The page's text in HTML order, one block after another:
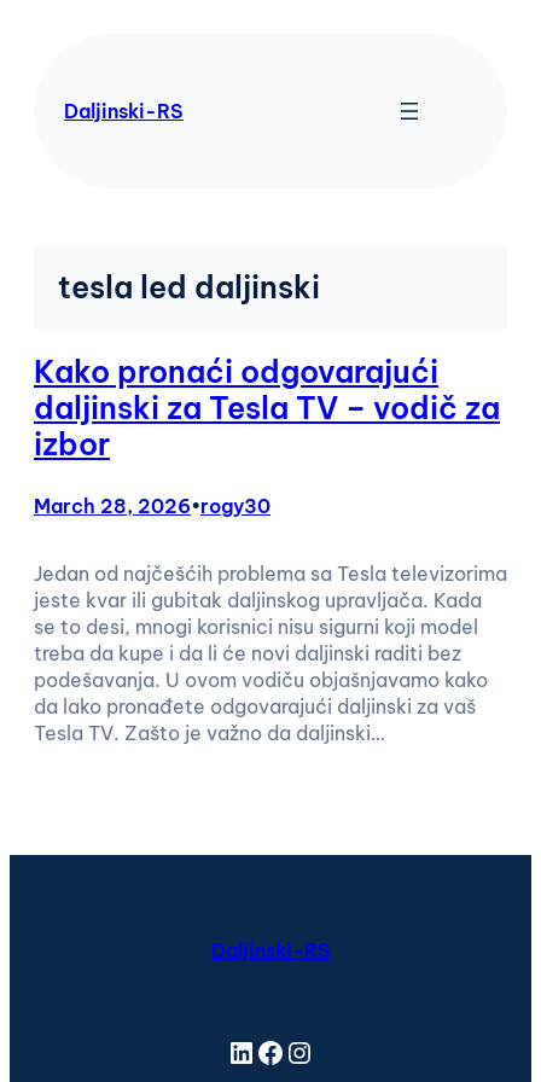
Daljinski-RS
tesla led daljinski
Kako pronaći odgovarajući
daljinski za Tesla TV – vodič za
izbor
March 28, 2026•rogy30
Jedan od najčešćih problema sa Tesla televizorima
jeste kvar ili gubitak daljinskog upravljača. Kada
se to desi, mnogi korisnici nisu sigurni koji model
treba da kupe i da li će novi daljinski raditi bez
podešavanja. U ovom vodiču objašnjavamo kako
da lako pronađete odgovarajući daljinski za vaš
Tesla TV. Zašto je važno da daljinski…
Daljinski-RS
LinkedIn Facebook Instagram